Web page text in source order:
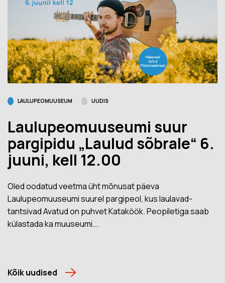
LAULUPEOMUUSEUM UUDIS
Laulupeomuuseumi suur
pargipidu „Laulud sõbrale“ 6.
juuni, kell 12.00
Oled oodatud veetma üht mõnusat päeva
Laulupeomuuseumi suurel pargipeol, kus laulavad-
tantsivad Avatud on puhvet Kataköök. Peopiletiga saab
külastada ka muuseumi….
Kõik uudised